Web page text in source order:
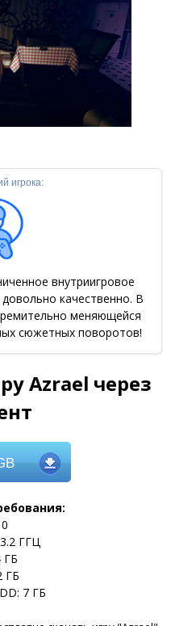
игрока:
внутриигровое
качественно. В
меняющейся
сюжетных поворотов!
Azrael через
ГГЦ
ГБ
ГБ
7 ГБ